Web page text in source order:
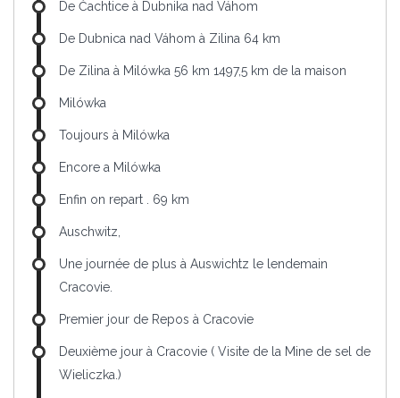
De Čachtice à Dubnika nad Váhom
De Dubnica nad Váhom à Zilina 64 km
De Zilina à Milówka 56 km 1497,5 km de la maison
Milówka
Toujours à Milówka
Encore a Milówka
Enfin on repart . 69 km
Auschwitz,
Une journée de plus à Auswichtz le lendemain
Cracovie.
Premier jour de Repos à Cracovie
Deuxième jour à Cracovie ( Visite de la Mine de sel de
Wieliczka.)